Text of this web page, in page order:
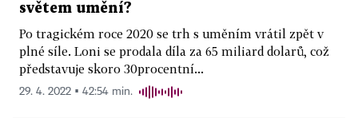
světem umění?
Po tragickém roce 2020 se trh s uměním vrátil zpět v
plné síle. Loni se prodala díla za 65 miliard dolarů, což
představuje skoro 30procentní...
29. 4. 2022 ▪ 42:54 min.